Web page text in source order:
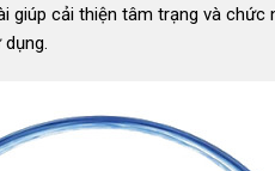
giúp cải thiện tâm trạng và